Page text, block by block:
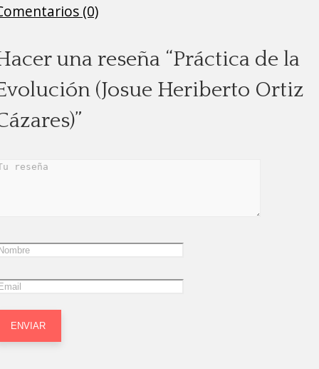
(0)
una reseña “Práctica de la
(Josue Heriberto Ortiz